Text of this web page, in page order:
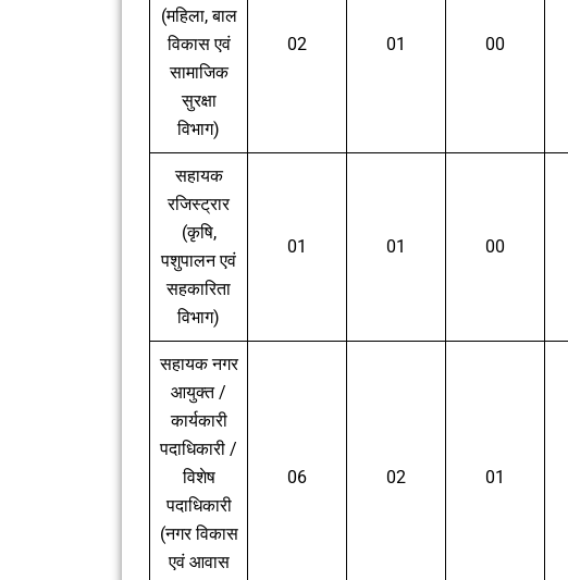
(महिला, बाल
विकास एवं
सामाजिक
सुरक्षा
विभाग)
02 01 00
सहायक
रजिस्ट्रार
(कृषि,
पशुपालन एवं
सहकारिता
विभाग)
01 01 00
सहायक नगर
आयुक्त /
कार्यकारी
पदाधिकारी /
विशेष
पदाधिकारी
(नगर विकास
एवं आवास
06 02 01